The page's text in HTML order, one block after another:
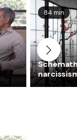
84 min